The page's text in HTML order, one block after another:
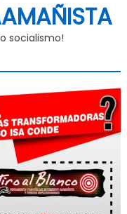
socialismo!